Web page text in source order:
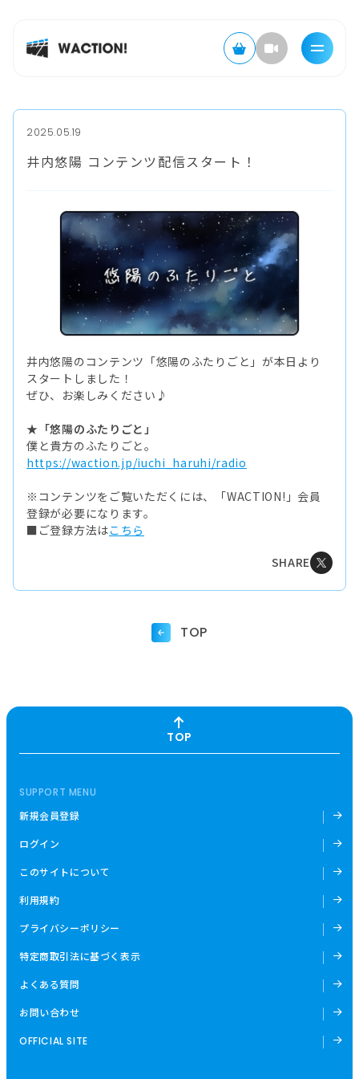
2025.05.19
井内悠陽 コンテンツ配信スタート！
井内悠陽のコンテンツ「悠陽のふたりごと」が本日より
スタートしました！
ぜひ、お楽しみください♪
★「悠陽のふたりごと」
僕と貴方のふたりごと。
https://waction.jp/iuchi_haruhi/radio
※コンテンツをご覧いただくには、「WACTION!」会員
登録が必要になります。
■ご登録方法はこちら
SHARE
TOP
TOP
SUPPORT MENU
新規会員登録
ログイン
このサイトについて
利用規約
プライバシーポリシー
特定商取引法に基づく表示
よくある質問
お問い合わせ
OFFICIAL SITE